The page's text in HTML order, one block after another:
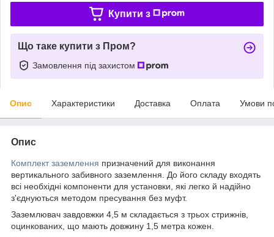
Купити з
Що таке купити з Пром?
Замовлення під захистом
Опис Характеристики Доставка Оплата Умови
Опис
Комплект заземлення призначений для виконання
вертикального забивного заземлення. До його складу входять
всі необхідні компоненти для установки, які легко й надійно
з'єднуються методом пресування без муфт.
Заземлювач завдовжки 4,5 м складається з трьох стрижнів,
оцинкованих, що мають довжину 1,5 метра кожен.